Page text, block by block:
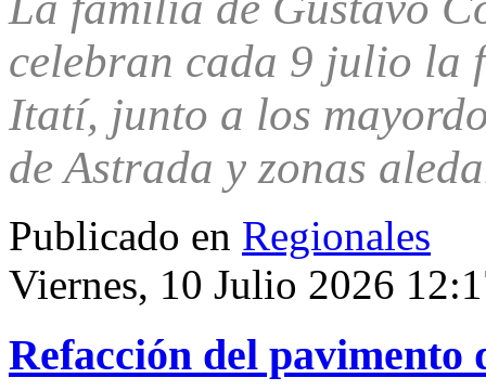
celebran cada 9 julio la
Itatí, junto a los
de Astrada y zonas
Publicado en Regionales
Viernes, 10 Julio 2026
Refacción del pavimento